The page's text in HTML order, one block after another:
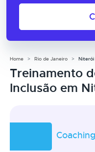
Home Rio de Janeiro Niterói
Treinamento
Inclusão em